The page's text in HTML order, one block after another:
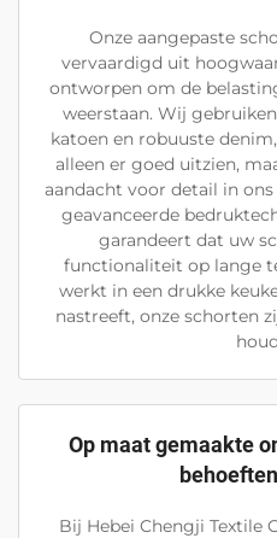
Onze aangepaste
vervaardigd uit
ontworpen om de
weerstaan. Wij
katoen en robuuste
alleen er goed uitzien,
aandacht voor detail in
geavanceerde
garandeert dat uw
functionaliteit op lange
werkt in een drukke
nastreeft, onze schorten
Op maat gemaakte
Bij Hebei Chengji Textile